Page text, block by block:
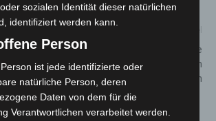
am 25.
Zwei schaurig-schöne
Gruselfeste für Kinder in
Langenhagen
sozialen Identität dieser natürlichen
identifiziert werden kann.
Person
ist jede identifizierte oder
natürliche Person, deren
Daten von dem für die
Verantwortlichen verarbeitet werden.